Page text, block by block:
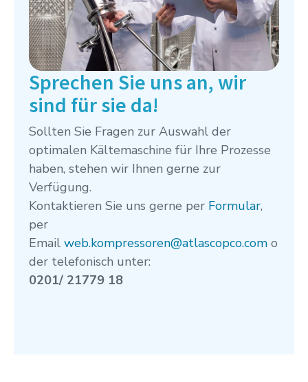
Sprechen Sie uns an, wir
sind für sie da!
Sollten Sie Fragen zur Auswahl der
optimalen Kältemaschine für Ihre Prozesse
haben, stehen wir Ihnen gerne zur
Verfügung.
Kontaktieren Sie uns gerne per Formular,
per
Email web.kompressoren@atlascopco.com o
der telefonisch unter:
0201/ 21779 18